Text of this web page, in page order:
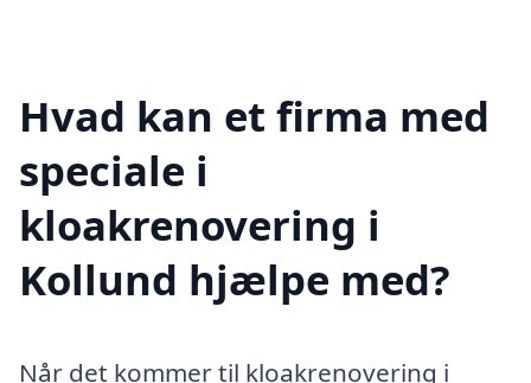
Hvad kan et firma med
speciale i
kloakrenovering i
Kollund hjælpe med?
Når det kommer til kloakrenovering i